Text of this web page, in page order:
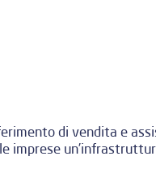
di vendita e
imprese